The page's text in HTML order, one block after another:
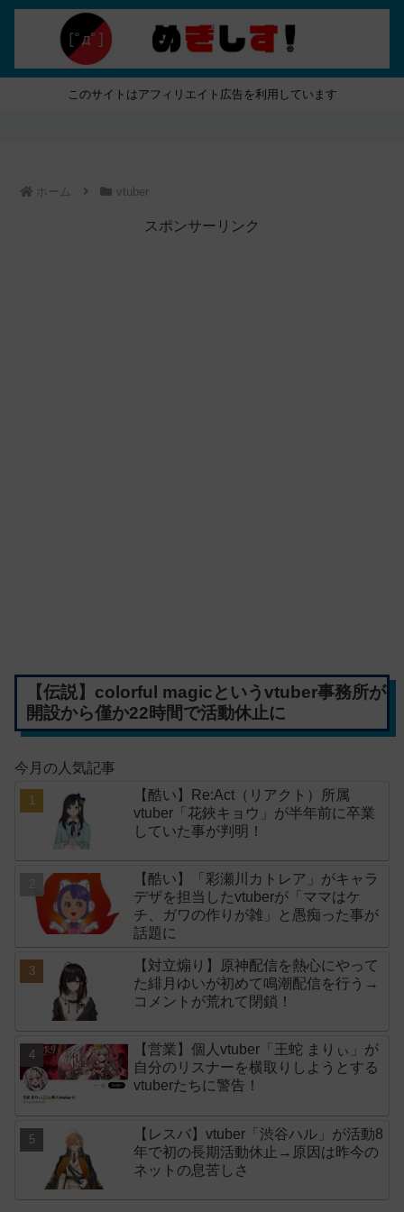
このサイトはアフィリエイト広告を利用しています
ホーム vtuber
スポンサーリンク
【伝説】colorful magicというvtuber事務所が
開設から僅か22時間で活動休止に
今月の人気記事
【酷い】Re:Act（リアクト）所属
vtuber「花鋏キョウ」が半年前に卒業
していた事が判明！
【酷い】「彩瀬川カトレア」がキャラ
デザを担当したvtuberが「ママはケ
チ、ガワの作りが雑」と愚痴った事が
話題に
【対立煽り】原神配信を熱心にやって
た緋月ゆいが初めて鳴潮配信を行う→
コメントが荒れて閉鎖！
【営業】個人vtuber「王蛇 まりぃ」が
自分のリスナーを横取りしようとする
vtuberたちに警告！
【レスバ】vtuber「渋谷ハル」が活動8
年で初の長期活動休止→原因は昨今の
ネットの息苦しさ